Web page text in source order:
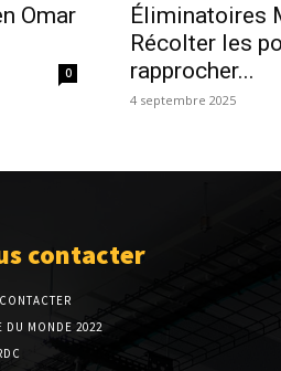
Omar
0
Éliminatoires
Récolter les
rapprocher...
4 septembre 2025
contacter
DU MONDE 2022